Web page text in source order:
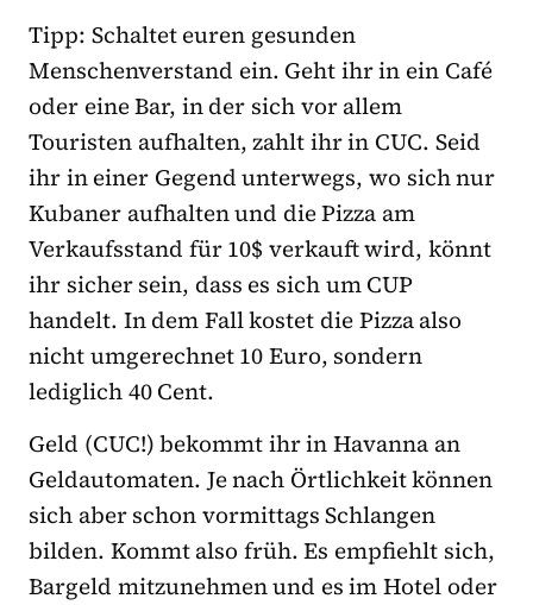
Tipp: Schaltet euren gesunden
Menschenverstand ein. Geht ihr in ein Café
oder eine Bar, in der sich vor allem
Touristen aufhalten, zahlt ihr in CUC. Seid
ihr in einer Gegend unterwegs, wo sich nur
Kubaner aufhalten und die Pizza am
Verkaufsstand für 10$ verkauft wird, könnt
ihr sicher sein, dass es sich um CUP
handelt. In dem Fall kostet die Pizza also
nicht umgerechnet 10 Euro, sondern
lediglich 40 Cent.
Geld (CUC!) bekommt ihr in Havanna an
Geldautomaten. Je nach Örtlichkeit können
sich aber schon vormittags Schlangen
bilden. Kommt also früh. Es empfiehlt sich,
Bargeld mitzunehmen und es im Hotel oder